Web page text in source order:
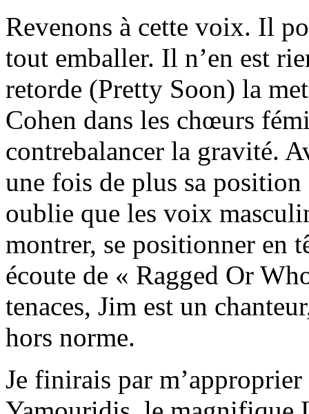
Revenons à cette voix. Il
tout emballer. Il n’en est
retorde (Pretty Soon) la
Cohen dans les chœurs
contrebalancer la gravité.
une fois de plus sa
oublie que les voix
montrer, se positionner en
écoute de « Ragged Or
tenaces, Jim est un
hors norme.
Je finirais par